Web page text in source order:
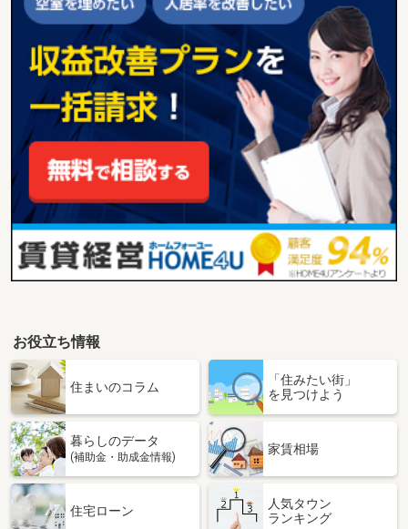
お役立ち情報
住まいのコラム
「住みたい街」
を見つけよう
暮らしのデータ
(補助金・助成金情報)
家賃相場
住宅ローン
人気タウン
ランキング